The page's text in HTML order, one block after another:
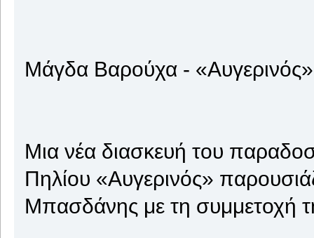
Μάγδα Βαρούχα - «Αυγερινός»
Μια νέα διασκευή του
Πηλίου «Αυγερινός»
Μπασδάνης με τη συμμετοχή